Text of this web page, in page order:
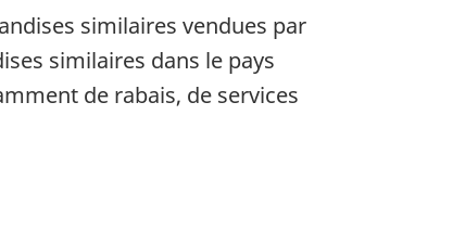
similaires vendues par
similaires dans le pays
de rabais, de services